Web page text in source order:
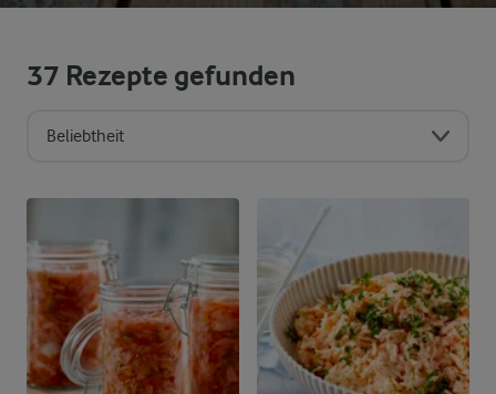
37 Rezepte gefunden
Beliebtheit